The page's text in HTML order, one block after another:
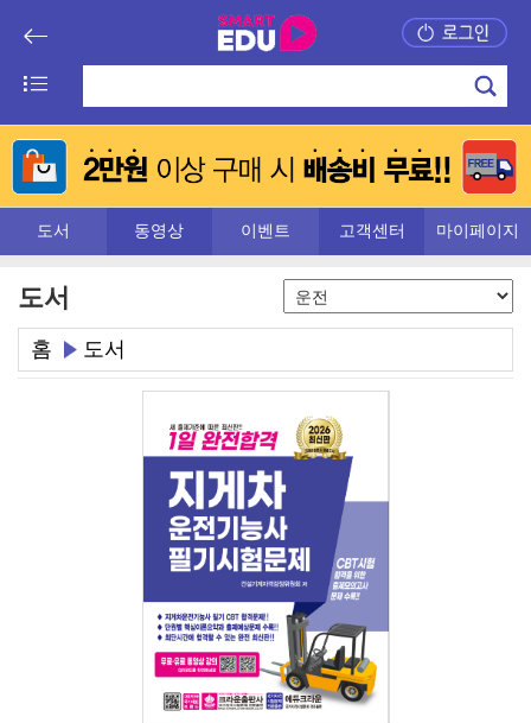
도서 동영상 이벤트 고객센터 마이페이지
도서
홈 도서